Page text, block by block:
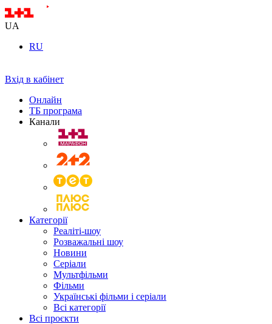
UA
RU
Вхід в кабінет
Онлайн
ТБ програма
Канали
Категорії
Реаліті-шоу
Розважальні шоу
Новини
Серіали
Мультфільми
Фільми
Українські фільми і серіали
Всі категорії
Всі проєкти